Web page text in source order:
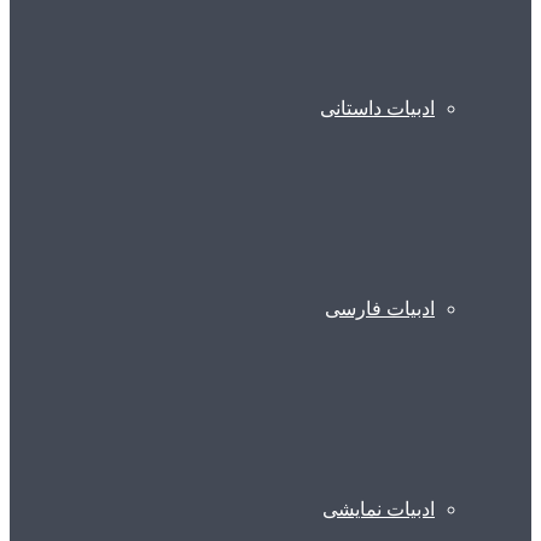
ادبیات داستانی
ادبیات فارسی
ادبیات نمایشی